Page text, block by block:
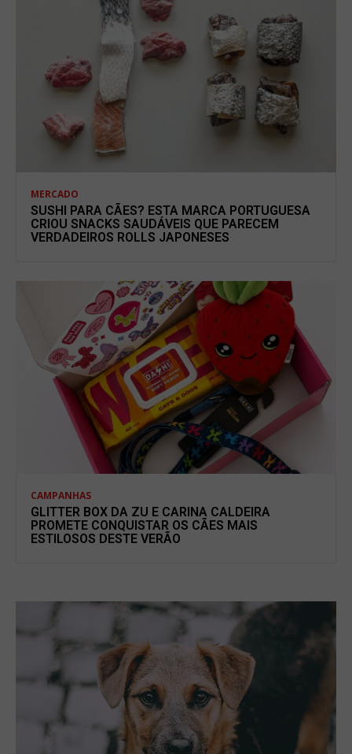
MERCADO
SUSHI PARA CÃES? ESTA MARCA PORTUGUESA
CRIOU SNACKS SAUDÁVEIS QUE PARECEM
VERDADEIROS ROLLS JAPONESES
CAMPANHAS
GLITTER BOX DA ZU E CARINA CALDEIRA
PROMETE CONQUISTAR OS CÃES MAIS
ESTILOSOS DESTE VERÃO